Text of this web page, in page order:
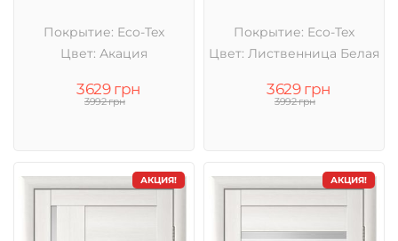
Покрытие: Eco-Tex
Цвет: Акация
3629 грн
3992 грн
Покрытие: Eco-Tex
Цвет: Лиственница Белая
3629 грн
3992 грн
АКЦИЯ! АКЦИЯ!